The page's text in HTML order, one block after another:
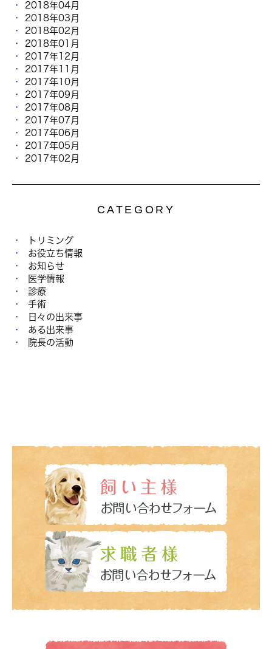
2018年04月
2018年03月
2018年02月
2018年01月
2017年12月
2017年11月
2017年10月
2017年09月
2017年08月
2017年07月
2017年06月
2017年05月
2017年02月
CATEGORY
トリミング
お役立ち情報
お知らせ
医学情報
診療
手術
日々の出来事
ある出来事
院長の活動